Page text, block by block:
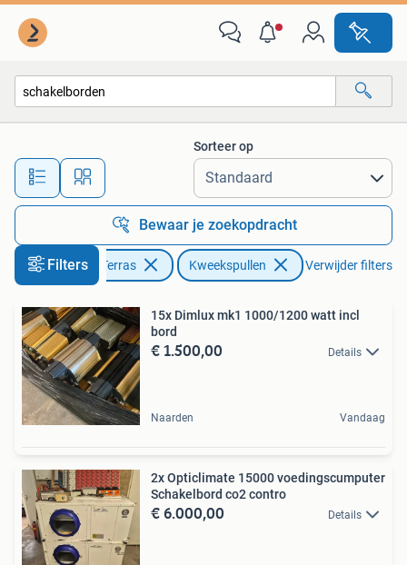
Alle afstanden…
Sorteer op
Bewaar je zoekopdracht
Filters
Tuin en Terras Kweekspullen Verwijder filters
15x Dimlux mk1 1000/1200 watt incl
bord
€ 1.500,00 Details
Naarden Vandaag
2x Opticlimate 15000 voedingscumputer
Schakelbord co2 contro
€ 6.000,00 Details